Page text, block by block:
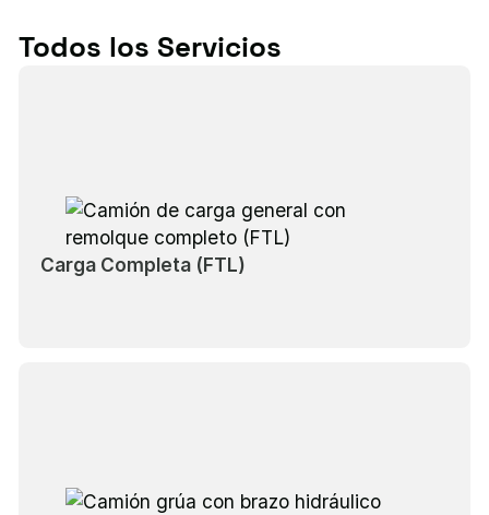
Todos los Servicios
Carga Completa (FTL)